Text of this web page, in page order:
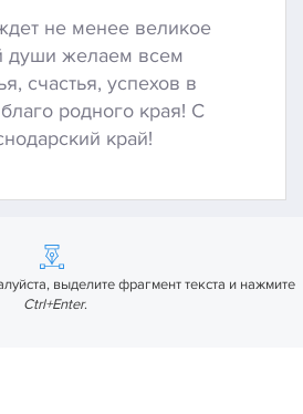
не менее великое
души желаем всем
счастья, успехов в
родного края! С
край!
выделите фрагмент текста и нажмите
Ctrl+Enter.